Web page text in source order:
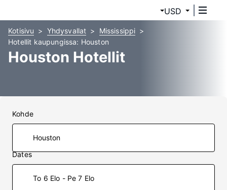
USD
Kotisivu Yhdysvallat
Mississippi
Hotellit kaupungissa: Houston
Houston Hotellit
Kohde
Dates
To 6 Elo - Pe 7 Elo